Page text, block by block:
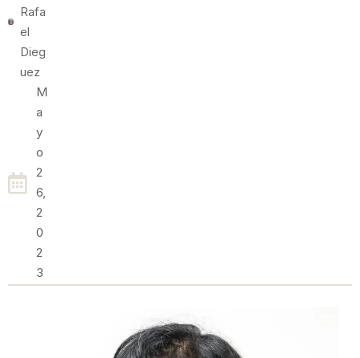
Rafa
El
Dieg
Uez
M
A
Y
O
2
6,
2
0
2
3